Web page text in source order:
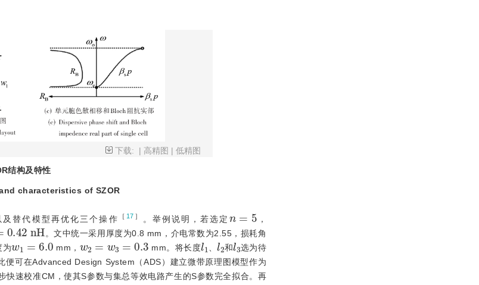
下载: | 高精图 |低精图
结构及特性
characteristics of SZOR
替代模型再优化三个操作 ［ 17 ］ 。举例说明，若选定 ，
0.42 nH
。文中统一采用厚度为0.8 mm，介电常数为2.55，损耗角
为
6.0
mm，
w2=w3=0.3
mm。将长度
l1
、
l2
和
l3
选为待
便可在Advanced Design System（ADS）建立微带原理图模型作为
速校准CM，使其S参数与集总等效电路产生的S参数完全拟合。再